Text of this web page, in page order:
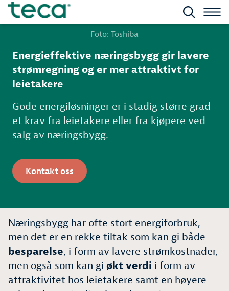
Foto: Toshiba
Energieffektive næringsbygg gir lavere
strømregning og er mer attraktivt for
leietakere
Gode energiløsninger er i stadig større grad
et krav fra leietakere eller fra kjøpere ved
salg av næringsbygg.
Kontakt oss
Næringsbygg har ofte stort energiforbruk,
men det er en rekke tiltak som kan gi både
besparelse, i form av lavere strømkostnader,
men også som kan gi økt verdi i form av
attraktivitet hos leietakere samt en høyere